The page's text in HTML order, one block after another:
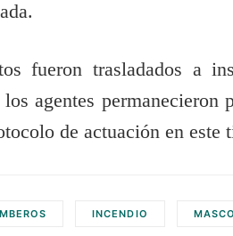
fueron trasladados a
agentes permanecieron
de actuación en este
INCENDIO